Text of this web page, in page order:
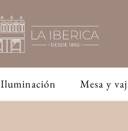
Iluminación Mesa y